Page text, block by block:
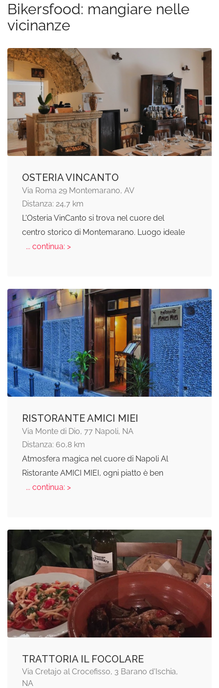
Bikersfood: mangiare nelle
vicinanze
OSTERIA VINCANTO
Via Roma 29 Montemarano, AV
Distanza: 24,7 km
L'Osteria VinCanto si trova nel cuore del
centro storico di Montemarano. Luogo ideale
... continua: >
RISTORANTE AMICI MIEI
Via Monte di Dio, 77 Napoli, NA
Distanza: 60,8 km
Atmosfera magica nel cuore di Napoli Al
Ristorante AMICI MIEI, ogni piatto è ben
... continua: >
TRATTORIA IL FOCOLARE
Via Cretajo al Crocefisso, 3 Barano d'Ischia,
NA